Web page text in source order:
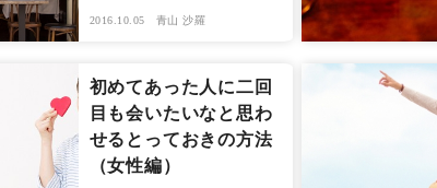
2016.10.05 青山 沙羅
初めてあった人に二回
目も会いたいなと思わ
せるとっておきの方法
（女性編）